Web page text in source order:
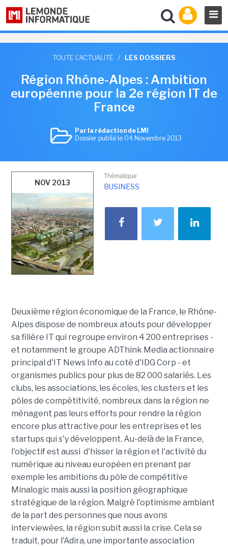
TOUTE L'ACTUALITÉ / LES DOSSIERS
Région Rhône-Alpes : Ambition
européenne pour la 2e région IT de
France
Par la rédaction de LMI
Dossier publié le 04 Novembre 2013
NOV 2013
Thématique
BUSINESS
Deuxième région économique de la France, le Rhône-
Alpes dispose de nombreux atouts pour développer
sa filière IT qui regroupe environ 4 200 entreprises -
et notamment le groupe ADThink Media actionnaire
principal d'IT News Info au coté d'IDG Corp - et
organismes publics pour plus de 82 000 salariés. Les
clubs, les associations, les écoles, les clusters et les
pôles de compétitivité, nombreux dans la région ne
ménagent pas leurs efforts pour rendre la région
encore plus attractive pour les entreprises et les
startups qui s'y développent. Au-delà de la France,
l'objectif est aussi d'hisser la région et l'activité du
numérique au niveau européen en prenant par
exemple les ambitions du pôle de compétitive
Minalogic mais aussi la position géographique
stratégique de la région. Malgré l'optimisme ambiant
de la part des personnes que nous avons
interviewées, la région subit aussi la crise. Cela se
traduit, pour l'Adira, une importante association